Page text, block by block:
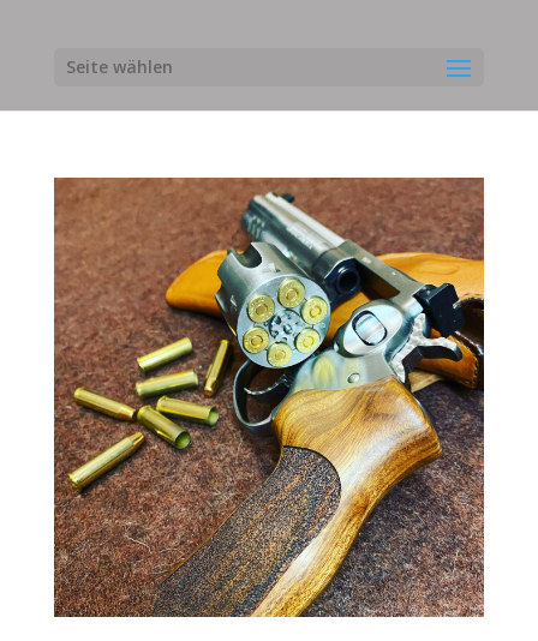
Seite wählen